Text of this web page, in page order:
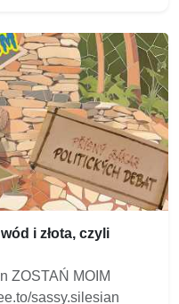
i złota, czyli
ZOSTAŃ MOIM
sassy.silesian